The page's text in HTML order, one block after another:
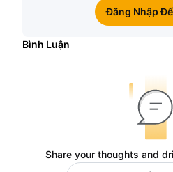
Đăng Nhập
Bình Luận
Share your thoughts and